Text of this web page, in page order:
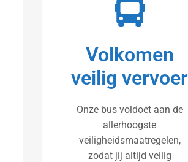
Volkomen
veilig vervoer
Onze bus voldoet aan de
allerhoogste
veiligheidsmaatregelen,
zodat jij altijd veilig